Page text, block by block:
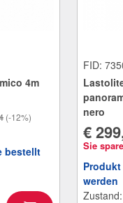
4m
(-12%)
bestellt
FID:
nero
€
Sie
werden